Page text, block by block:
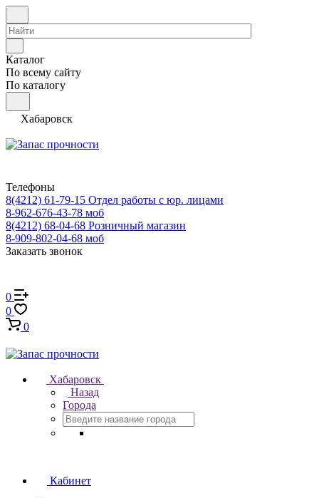
Каталог
По всему сайту
По каталогу
Хабаровск
Телефоны
8(4212) 61-79-15 Отдел работы с юр. лицами
8-962-676-43-78 моб
8(4212) 68-04-68 Розничный магазин
8-909-802-04-68 моб
Заказать звонок
0
0
0
Хабаровск
Назад
Города
Кабинет